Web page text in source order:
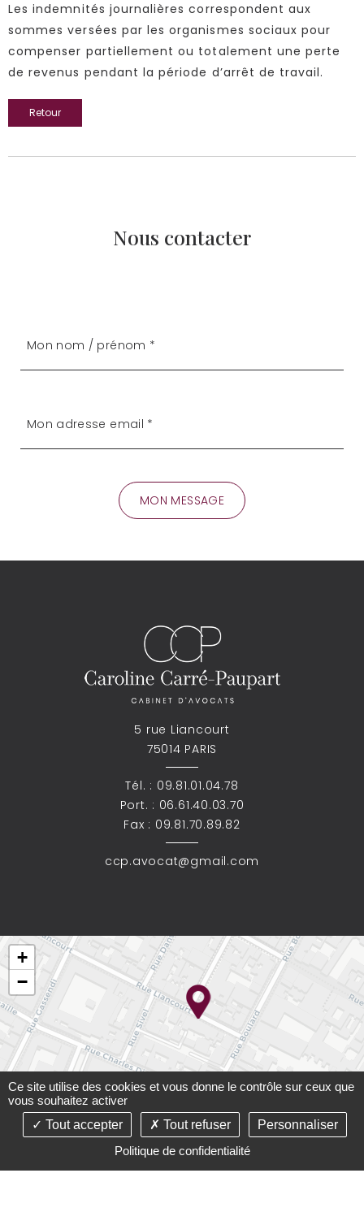
Les indemnités journalières correspondent aux
sommes versées par les organismes sociaux pour
compenser partiellement ou totalement une perte
de revenus pendant la période d’arrêt de travail.
Retour
Nous contacter
5 rue Liancourt
75014 PARIS
Tél. : 09.81.01.04.78
Port. : 06.61.40.03.70
Fax : 09.81.70.89.82
ccp.avocat@gmail.com
+
−
Leaflet
©2021-26 Cabinet Carré-Paupart - Tous droits réservés -
Conception :Absolute Communication& Réalisation :
Ce site utilise des cookies et vous donne le contrôle sur ceux que
vous souhaitez activer
Tout accepter
Tout refuser
Personnaliser
Politique de confidentialité